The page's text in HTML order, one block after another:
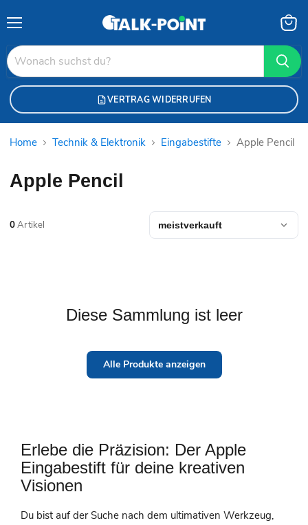
VERTRAG WIDERRUFEN
Home Technik & Elektronik Eingabestifte Apple Pencil
Apple Pencil
0Artikel
Diese Sammlung ist leer
Alle Produkte anzeigen
Erlebe die Präzision: Der Apple
Eingabestift für deine kreativen
Visionen
Du bist auf der Suche nach dem ultimativen Werkzeug,